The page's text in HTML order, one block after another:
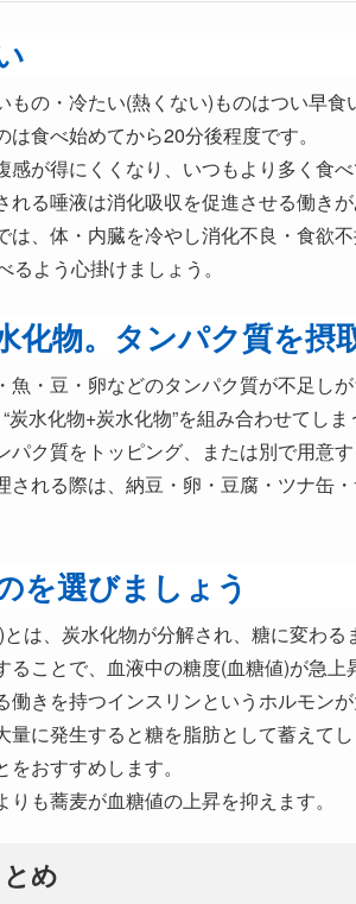
の・冷たい(熱くない)ものはつい早食
食べ始めてから20分後程度です。
が得にくくなり、いつもより多く食べ
れる唾液は消化吸収を促進させる働き
は、体・内臓を冷やし消化不良・食欲
よう心掛けましょう。
化物。タンパク質を摂
・豆・卵などのタンパク質が不足しが
炭水化物+炭水化物”を組み合わせてし
ク質をトッピング、または別で用意す
される際は、納豆・卵・豆腐・ツナ缶
を選びましょう
は、炭水化物が分解され、糖に変わる
ことで、血液中の糖度(血糖値)が急上
働きを持つインスリンというホルモンが
量に発生すると糖を脂肪として蓄えて
おすすめします。
も蕎麦が血糖値の上昇を抑えます。
め